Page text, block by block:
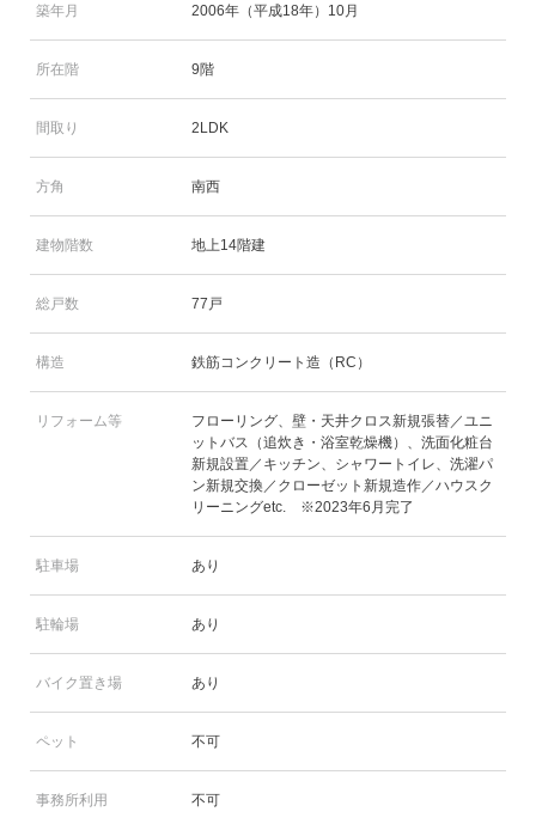
築年月 2006年（平成18年）10月
所在階 9階
間取り 2LDK
方角 南西
建物階数 地上14階建
総戸数 77戸
構造 鉄筋コンクリート造（RC）
リフォーム等
フローリング、壁・天井クロス新規張替／ユニ
ットバス（追炊き・浴室乾燥機）、洗面化粧台
新規設置／キッチン、シャワートイレ、洗濯パ
ン新規交換／クローゼット新規造作／ハウスク
リーニングetc. ※2023年6月完了
駐車場 あり
駐輪場 あり
バイク置き場 あり
ペット 不可
事務所利用 不可